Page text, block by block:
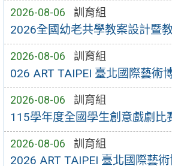
2026-08-06 訓育組
2026全國幼老共學教案設計暨
2026-08-06 訓育組
026 ART TAIPEI 臺北國際藝術
2026-08-06 訓育組
115學年度全國學生創意戲劇比
2026-08-06 訓育組
2026 ART TAIPEI 臺北國際藝